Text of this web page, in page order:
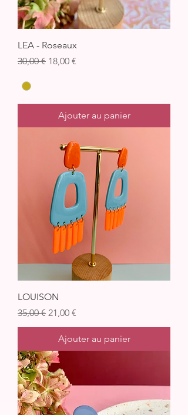
LEA - Roseaux
Prix original
30,00 € Prix promotionnel
18,00 €
Ajouter au panier
LOUISON
Prix original
35,00 € Prix promotionnel
21,00 €
Ajouter au panier